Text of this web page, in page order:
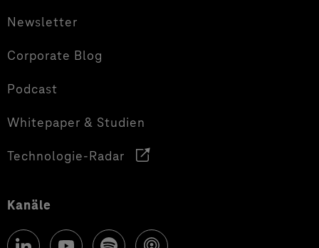
Newsletter
Corporate Blog
Podcast
Whitepaper & Studien
Technologie-Radar
Kanäle